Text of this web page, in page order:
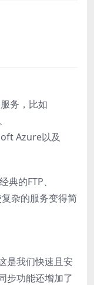
务，比如
Azure以及
的FTP、
杂的服务变得简
是我们快速且安
步功能还增加了